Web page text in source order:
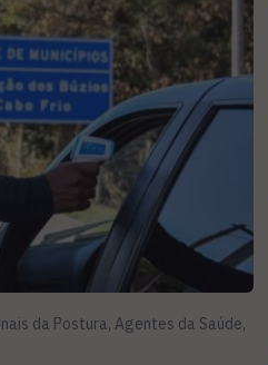
da Postura, Agentes da Saúde,